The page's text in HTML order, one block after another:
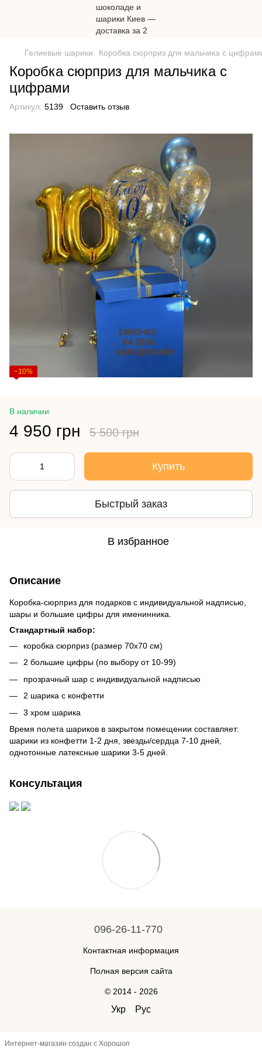
Гелиевые шарики Коробка сюрприз для мальчика с
Коробка сюрприз для мальчика с
цифрами
Артикул: 5139 Оставить отзыв
−10%
В наличии
4 950 грн 5 500 грн
Купить
Быстрый заказ
В избранное
Описание
Коробка-сюрприз для подарков с индивидуальной надписью,
шары и большие цифры для именинника.
Стандартный набор:
коробка сюрприз (размер 70x70 см)
2 большие цифры (по выбору от 10-99)
прозрачный шар с индивидуальной надписью
2 шарика с конфетти
3 хром шарика
Время полета шариков в закрытом помещении составляет:
шарики из конфетти 1-2 дня, звезды/сердца 7-10 дней,
однотонные латексные шарики 3-5 дней.
Консультация
096-26-11-770
Контактная информация
Полная версия сайта
© 2014 - 2026
Укр Рус
Интернет-магазин создан с Хорошоп